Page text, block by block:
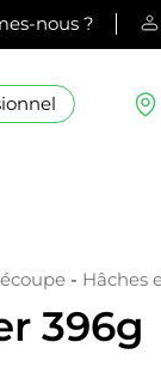
nous ?
- Hâches
396g